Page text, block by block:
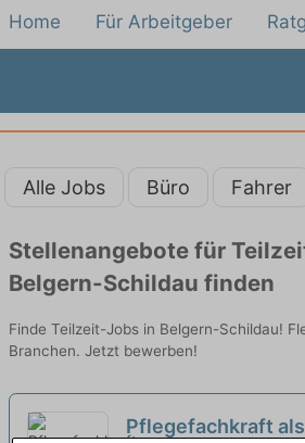
Home Für Arbeitgeber
Alle Jobs Büro Fahrer
Stellenangebote für
Belgern-Schildau finden
Finde Teilzeit-Jobs in Belgern-Schildau!
Branchen. Jetzt bewerben!
Pflegefachkraft als